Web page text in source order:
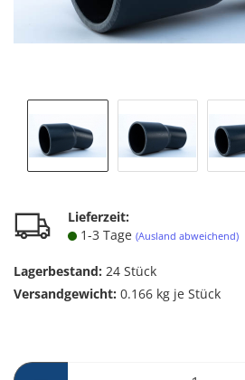
Lieferzeit:
1-3 Tage (Ausland abweichend)
Lagerbestand: 24 Stück
Versandgewicht: 0.166 kg je Stück